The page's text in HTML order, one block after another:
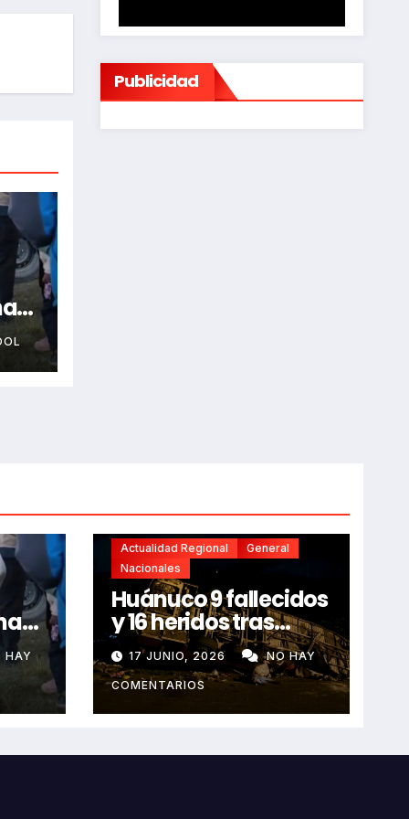
Publicidad
HAY
Actualidad Regional
General
Nacionales
Huánuco 9 fallecidos
y 16 heridos tras
horroroso despiste
de bus Real Chancas
que impactó contra
vivienda
17 JUNIO, 2026 NO HAY
COMENTARIOS